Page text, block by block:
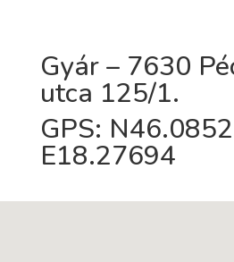
Gyár – 7630
utca 125/1.
GPS:
E18.27694